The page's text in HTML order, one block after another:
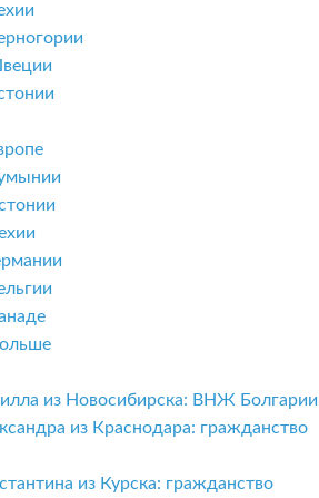
из Новосибирска: ВНЖ Болгарии
из Краснодара: гражданство
из Курска: гражданство